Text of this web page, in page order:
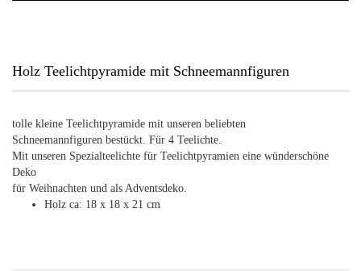
Holz Teelichtpyramide mit Schneemannfiguren
tolle kleine Teelichtpyramide mit unseren beliebten
Schneemannfiguren bestückt. Für 4 Teelichte.
Mit unseren Spezialteelichte für Teelichtpyramien eine wünderschöne
Deko
für Weihnachten und als Adventsdeko.
Holz ca: 18 x 18 x 21 cm